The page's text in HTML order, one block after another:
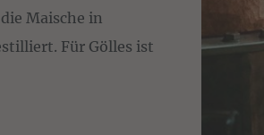
Maische in
Für Gölles ist